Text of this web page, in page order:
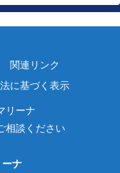
関連リンク
法に基づく表示
リーナ
相談ください
ーナ